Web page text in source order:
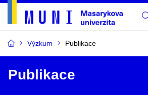
Výzkum Publikace
Publikace